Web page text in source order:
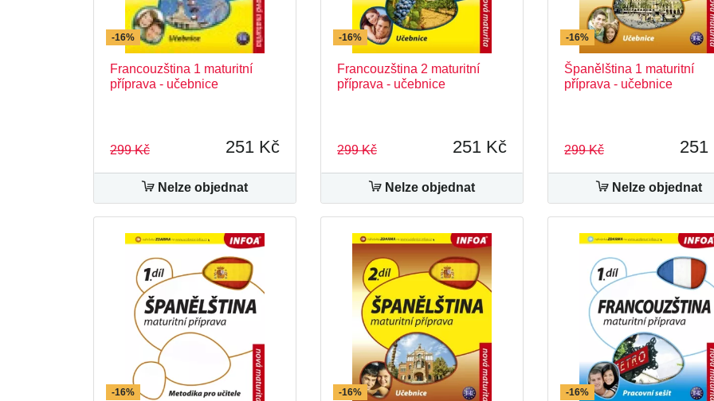
-16%
Francouzština 1 maturitní
příprava - učebnice
299 Kč 251 Kč
Nelze objednat
-16%
Francouzština 2 maturitní
příprava - učebnice
299 Kč 251 Kč
Nelze objednat
-16%
Španělština 1 maturitní
příprava - učebnice
299 Kč 251
Nelze objednat
-16% -16% -16%